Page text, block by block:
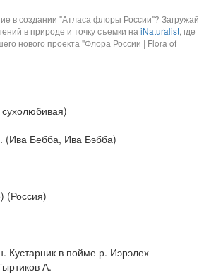
в создании "Атласа флоры России"? Загружай
в природе и точку съемки наiNaturalist, где
нового проекта "Флора России | Flora of
(Ива Бебба, Ива Бэбба)
(Россия)
Кустарник в пойме р. Иэрэлех
А.